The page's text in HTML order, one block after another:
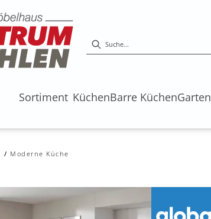
Sortiment KüchenBarre KüchenGarten
Moderne Küche